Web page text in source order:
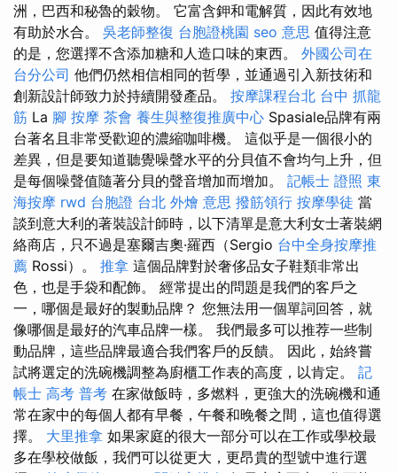
洲，巴西和秘魯的穀物。 它富含鉀和電解質，因此有效地
有助於水合。 吳老師整復 台胞證桃園 seo 意思 值得注意
的是，您選擇不含添加糖和人造口味的東西。 外國公司在
台分公司 他們仍然相信相同的哲學，並通過引入新技術和
創新設計師致力於持續開發產品。 按摩課程台北 台中 抓龍
筋 La 腳 按摩 茶會 養生與整復推廣中心 Spasiale品牌有兩
台著名且非常受歡迎的濃縮咖啡機。 這似乎是一個很小的
差異，但是要知道聽覺噪聲水平的分貝值不會均勻上升，但
是每個噪聲值隨著分貝的聲音增加而增加。 記帳士 證照 東
海按摩 rwd 台胞證 台北 外燴 意思 撥筋領行 按摩學徒 當
談到意大利的著裝設計師時，以下清單是意大利女士著裝網
絡商店，只不過是塞爾吉奧·羅西（Sergio 台中全身按摩推
薦 Rossi）。 推拿 這個品牌對於奢侈品女子鞋類非常出
色，也是手袋和配飾。 經常提出的問題是我們的客戶之
一，哪個是最好的製動品牌？ 您無法用一個單詞回答，就
像哪個是最好的汽車品牌一樣。 我們最多可以推荐一些制
動品牌，這些品牌最適合我們客戶的反饋。 因此，始終嘗
試將選定的洗碗機調整為廚櫃工作表的高度，以肯定。 記
帳士 高考 普考 在家做飯時，多燃料，更強大的洗碗機和通
常在家中的每個人都有早餐，午餐和晚餐之間，這也值得選
擇。 大里推拿 如果家庭的很大一部分可以在工作或學校最
多在學校做飯，我們可以從更大，更昂貴的型號中進行選